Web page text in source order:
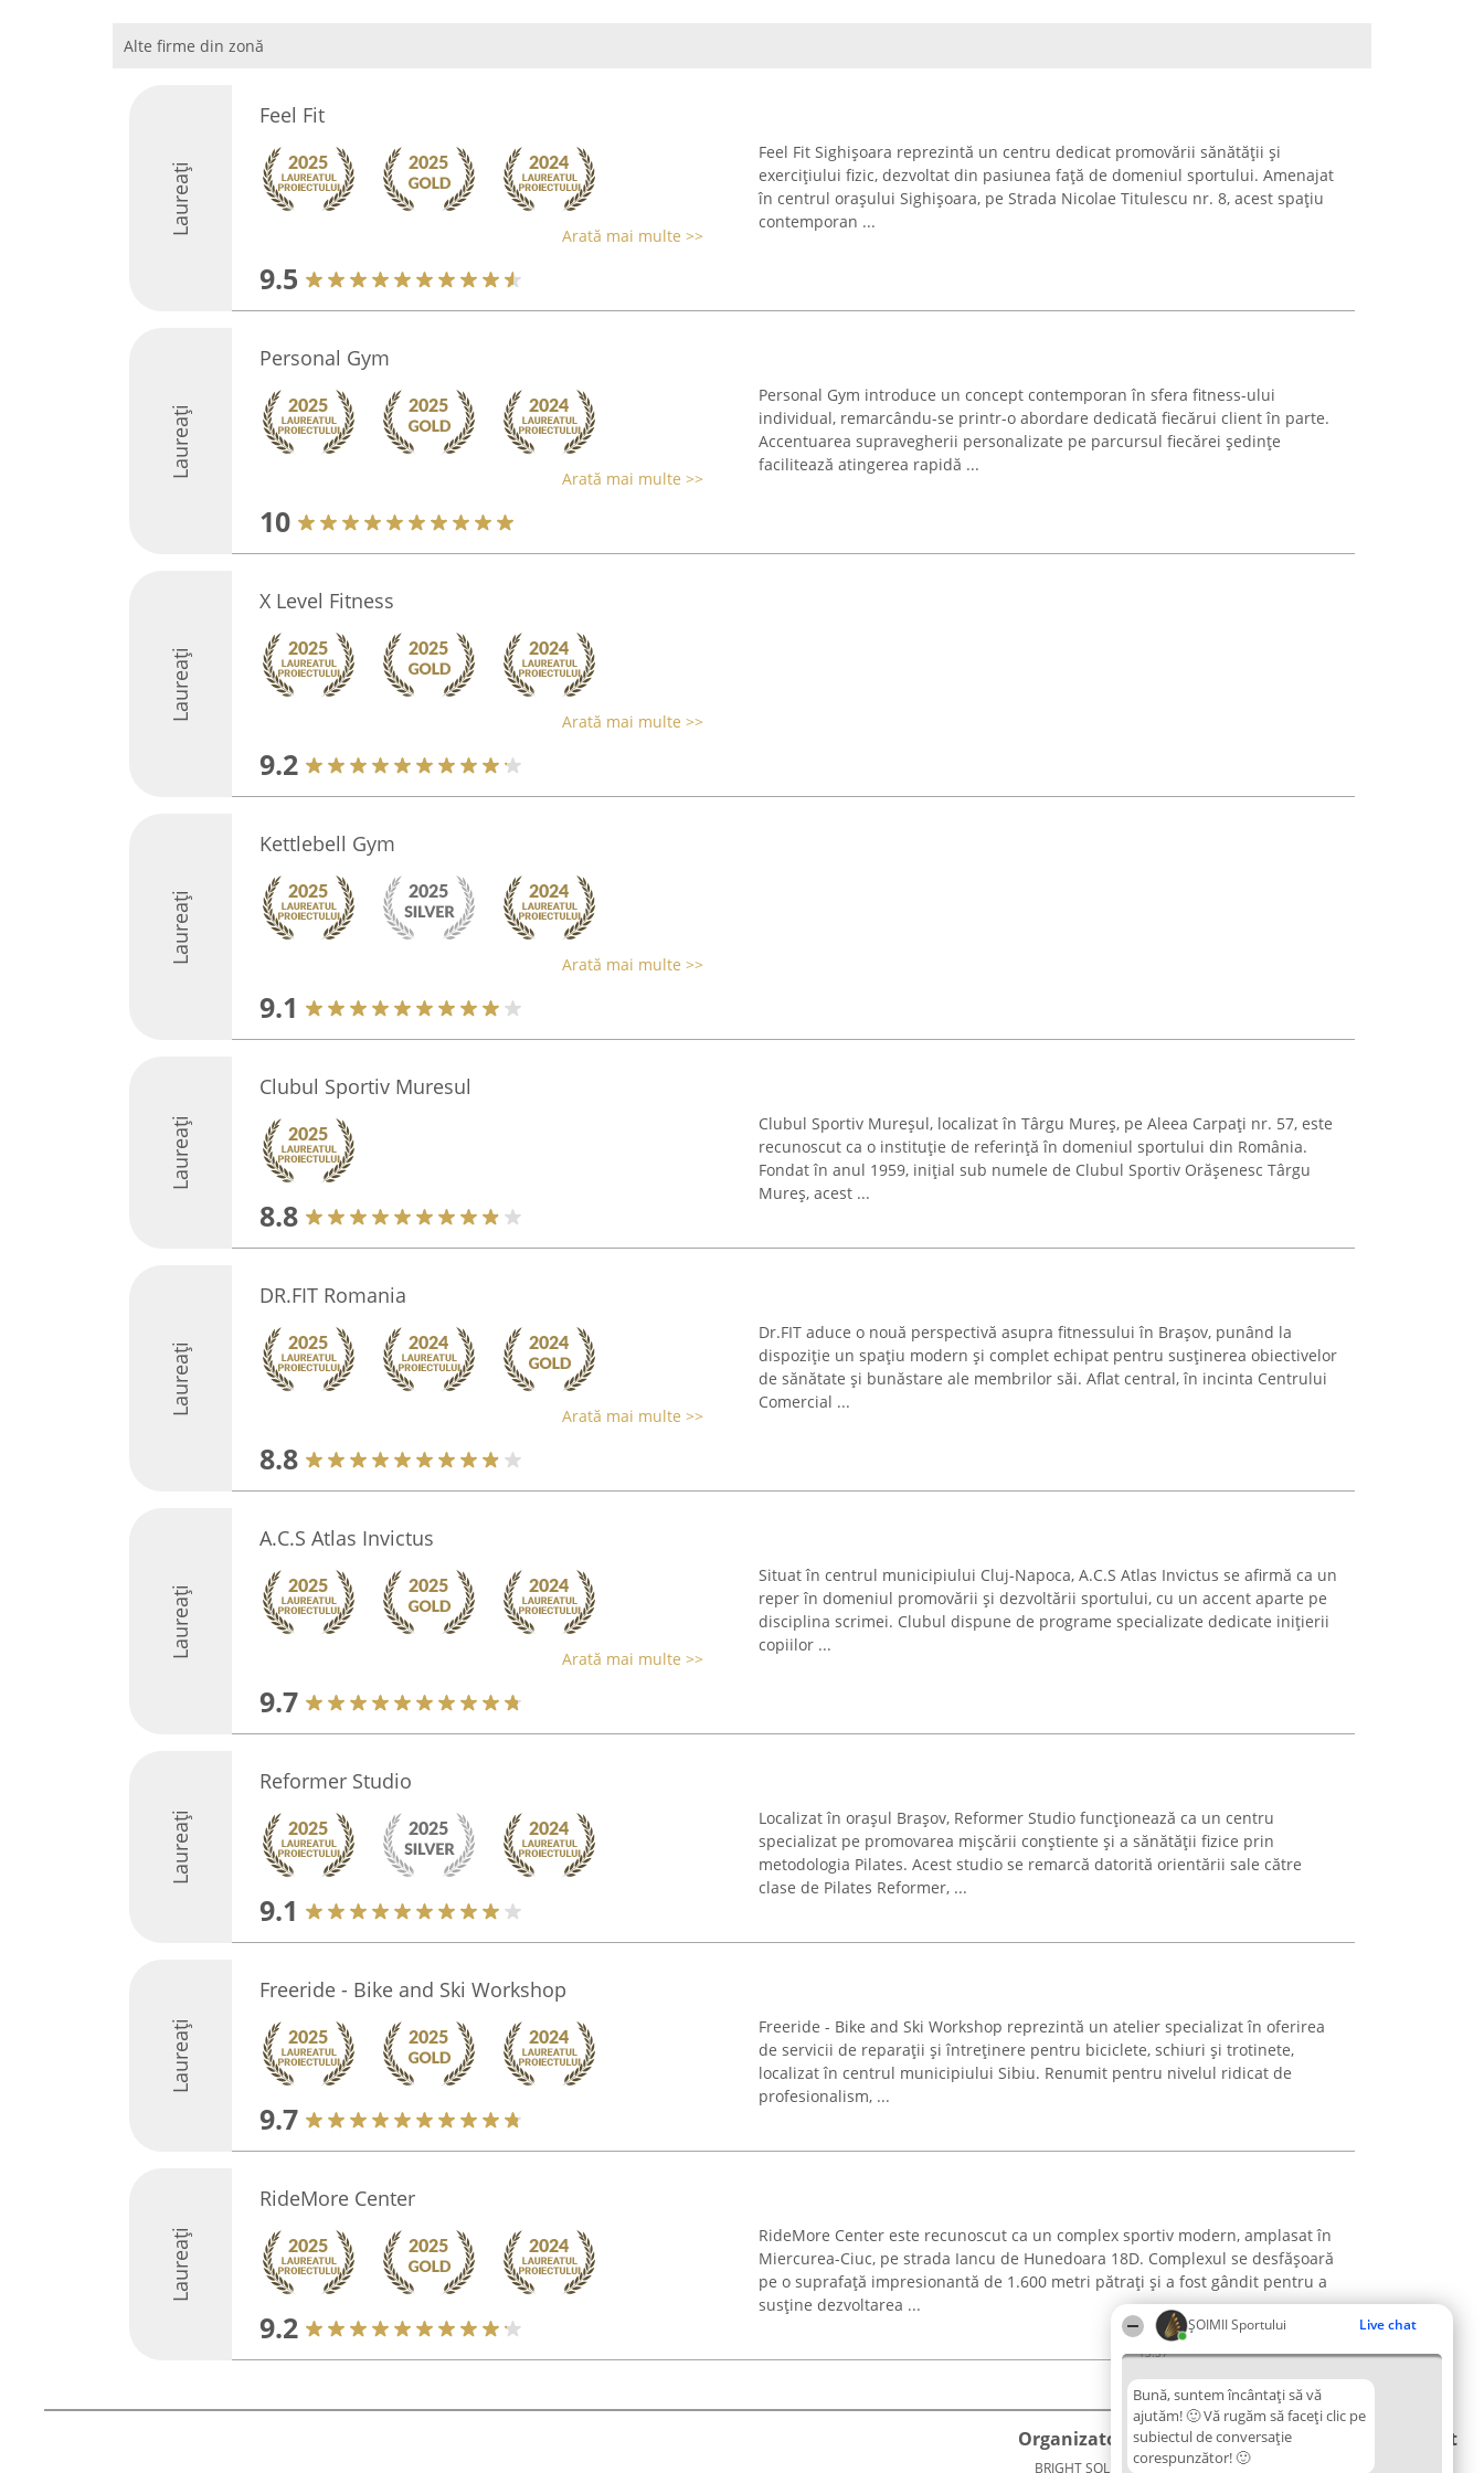
ȘOIMII Sportului Live chat
13:37
Bună, suntem încântați să vă
ajutăm! 🙂 Vă rugăm să faceți clic pe
subiectul de conversație
corespunzător! 🙂
Alte firme din zonă
Laureați
Feel Fit
Arată mai multe >>
9.5
Feel Fit Sighișoara reprezintă un centru dedicat promovării sănătății și
exercițiului fizic, dezvoltat din pasiunea față de domeniul sportului. Amenajat
în centrul orașului Sighișoara, pe Strada Nicolae Titulescu nr. 8, acest spațiu
contemporan ...
Laureați
Personal Gym
Arată mai multe >>
10
Personal Gym introduce un concept contemporan în sfera fitness-ului
individual, remarcându-se printr-o abordare dedicată fiecărui client în parte.
Accentuarea supravegherii personalizate pe parcursul fiecărei ședințe
facilitează atingerea rapidă ...
Laureați
X Level Fitness
Arată mai multe >>
9.2
Laureați
Kettlebell Gym
Arată mai multe >>
9.1
Laureați
Clubul Sportiv Muresul
8.8
Clubul Sportiv Mureșul, localizat în Târgu Mureș, pe Aleea Carpați nr. 57, este
recunoscut ca o instituție de referință în domeniul sportului din România.
Fondat în anul 1959, inițial sub numele de Clubul Sportiv Orășenesc Târgu
Mureș, acest ...
Laureați
DR.FIT Romania
Arată mai multe >>
8.8
Dr.FIT aduce o nouă perspectivă asupra fitnessului în Brașov, punând la
dispoziție un spațiu modern și complet echipat pentru susținerea obiectivelor
de sănătate și bunăstare ale membrilor săi. Aflat central, în incinta Centrului
Comercial ...
Laureați
A.C.S Atlas Invictus
Arată mai multe >>
9.7
Situat în centrul municipiului Cluj-Napoca, A.C.S Atlas Invictus se afirmă ca un
reper în domeniul promovării și dezvoltării sportului, cu un accent aparte pe
disciplina scrimei. Clubul dispune de programe specializate dedicate inițierii
copiilor ...
Laureați
Reformer Studio
9.1
Localizat în orașul Brașov, Reformer Studio funcționează ca un centru
specializat pe promovarea mișcării conștiente și a sănătății fizice prin
metodologia Pilates. Acest studio se remarcă datorită orientării sale către
clase de Pilates Reformer, ...
Laureați
Freeride - Bike and Ski Workshop
9.7
Freeride - Bike and Ski Workshop reprezintă un atelier specializat în oferirea
de servicii de reparații și întreținere pentru biciclete, schiuri și trotinete,
localizat în centrul municipiului Sibiu. Renumit pentru nivelul ridicat de
profesionalism, ...
Laureați
RideMore Center
9.2
RideMore Center este recunoscut ca un complex sportiv modern, amplasat în
Miercurea-Ciuc, pe strada Iancu de Hunedoara 18D. Complexul se desfășoară
pe o suprafață impresionantă de 1.600 metri pătrați și a fost gândit pentru a
susține dezvoltarea ...
Organizator Ranking
BRIGHT SOLUTIONS BR SRL
Plebiscyt Contact